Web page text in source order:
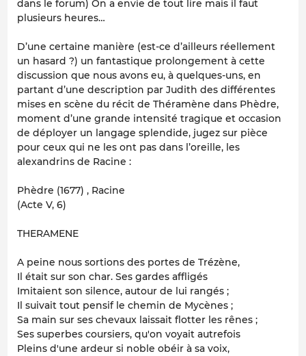
dans le forum) On a envie de tout lire mais il faut
plusieurs heures…
D’une certaine manière (est-ce d’ailleurs réellement
un hasard ?) un fantastique prolongement à cette
discussion que nous avons eu, à quelques-uns, en
partant d’une description par Judith des différentes
mises en scène du récit de Théramène dans Phèdre,
moment d’une grande intensité tragique et occasion
de déployer un langage splendide, jugez sur pièce
pour ceux qui ne les ont pas dans l’oreille, les
alexandrins de Racine :
Phèdre (1677) , Racine
(Acte V, 6)
THERAMENE
A peine nous sortions des portes de Trézène,
Il était sur son char. Ses gardes affligés
Imitaient son silence, autour de lui rangés ;
Il suivait tout pensif le chemin de Mycènes ;
Sa main sur ses chevaux laissait flotter les rênes ;
Ses superbes coursiers, qu'on voyait autrefois
Pleins d'une ardeur si noble obéir à sa voix,